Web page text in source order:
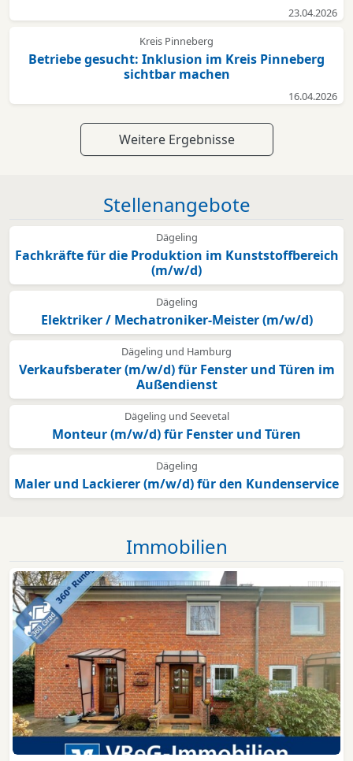
23.04.2026
Kreis Pinneberg
Betriebe gesucht: Inklusion im Kreis Pinneberg
sichtbar machen
16.04.2026
Weitere Ergebnisse
Stellenangebote
Dägeling
Fachkräfte für die Produktion im Kunststoffbereich
(m/w/d)
Dägeling
Elektriker / Mechatroniker-Meister (m/w/d)
Dägeling und Hamburg
Verkaufsberater (m/w/d) für Fenster und Türen im
Außendienst
Dägeling und Seevetal
Monteur (m/w/d) für Fenster und Türen
Dägeling
Maler und Lackierer (m/w/d) für den Kundenservice
Immobilien